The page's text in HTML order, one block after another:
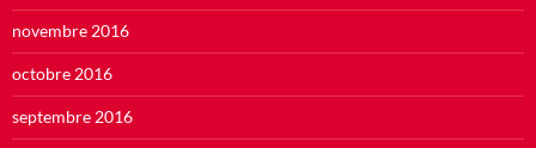
novembre 2016
octobre 2016
septembre 2016